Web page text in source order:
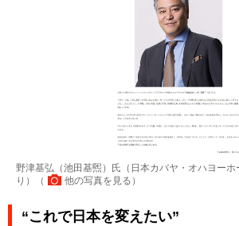
野津基弘（池田基煕）氏（日本カバヤ・オハヨーホ
り）（
他の写真を見る ）
“これで日本を変えたい”